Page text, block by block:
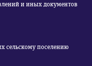
и иных документов
сельскому поселению